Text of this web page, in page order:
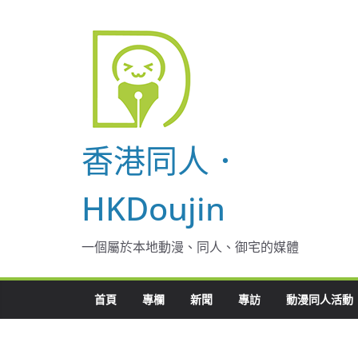
香港同人．
HKDoujin
一個屬於本地動漫、同人、御宅的媒體
首頁 專欄 新聞 專訪 動漫同人活動